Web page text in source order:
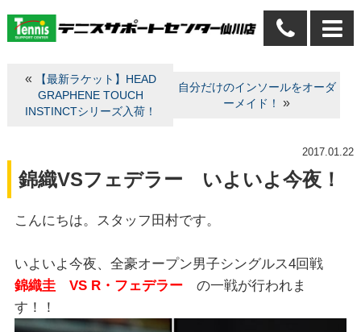
«
【最新ラケット】HEAD
GRAPHENE TOUCH
INSTINCTシリーズ入荷！
自分だけのインソールをオーダ
ーメイド！
»
2017.01.22
錦織VSフェデラー いよいよ今夜！
こんにちは。スタッフ田村です。
いよいよ今夜、全豪オープン男子シングルス4回戦
錦織圭 VS R・フェデラーの一戦が行われま
す！！